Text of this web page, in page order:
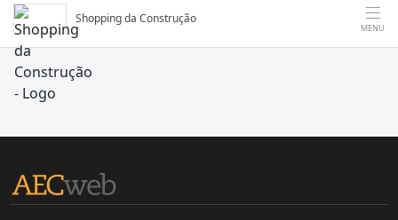
Shopping da Construção
MENU